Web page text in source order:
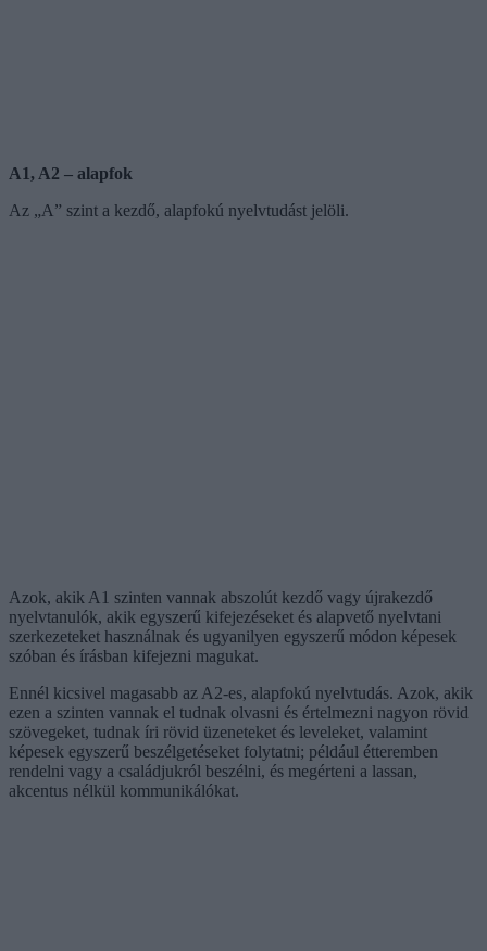
A1, A2 – alapfok
Az „A” szint a kezdő, alapfokú nyelvtudást jelöli.
Azok, akik A1 szinten vannak abszolút kezdő vagy újrakezdő
nyelvtanulók, akik egyszerű kifejezéseket és alapvető nyelvtani
szerkezeteket használnak és ugyanilyen egyszerű módon képesek
szóban és írásban kifejezni magukat.
Ennél kicsivel magasabb az A2-es, alapfokú nyelvtudás. Azok, akik
ezen a szinten vannak el tudnak olvasni és értelmezni nagyon rövid
szövegeket, tudnak íri rövid üzeneteket és leveleket, valamint
képesek egyszerű beszélgetéseket folytatni; például étteremben
rendelni vagy a családjukról beszélni, és megérteni a lassan,
akcentus nélkül kommunikálókat.